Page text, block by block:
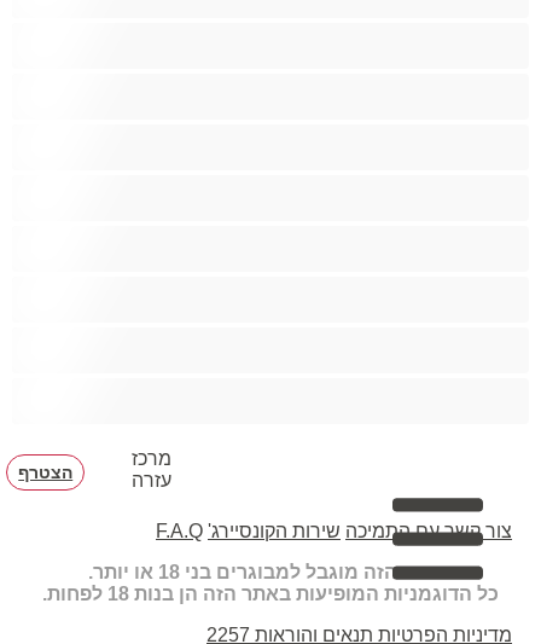
מרכז
עזרה
הצטרף
צור קשר עם התמיכה שירות הקונסיירג' F.A.Q
האתר הזה מוגבל למבוגרים בני 18 או יותר.
כל הדוגמניות המופיעות באתר הזה הן בנות 18 לפחות.
מדיניות הפרטיות תנאים והוראות 2257